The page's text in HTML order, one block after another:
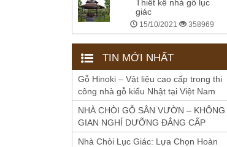
Thiết kế nhà gỗ lục
giác
15/10/2021 358969
TIN MỚI NHẤT
Gỗ Hinoki – Vật liệu cao cấp trong thi
công nhà gỗ kiểu Nhật tại Việt Nam
NHÀ CHÒI GỖ SÂN VƯỜN – KHÔNG
GIAN NGHỈ DƯỠNG ĐẲNG CẤP
Nhà Chòi Lục Giác: Lựa Chọn Hoàn